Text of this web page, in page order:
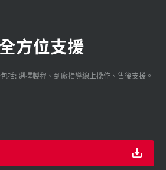
方位支援
括: 選擇製程、到廠指導線上操作、售後支援。